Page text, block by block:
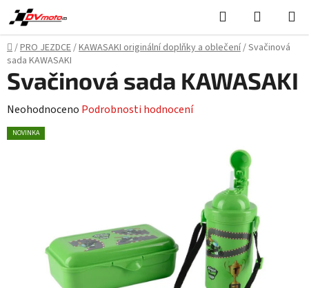
Přejít
na
obsah
Hledat
KOŠÍK
Domů
/PRO JEZDCE/KAWASAKI originální doplňky a oblečení/Svačinová
sada KAWASAKI
Svačinová sada KAWASAKI
Průměrné
hodnocení
hvězdiček.
Neohodnoceno Podrobnosti hodnocení
NOVINKA